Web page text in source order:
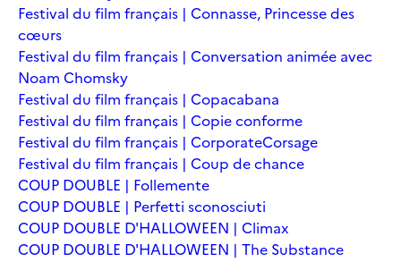
Festival du film français | Connasse, Princesse des
cœurs
Festival du film français | Conversation animée avec
Noam Chomsky
Festival du film français | Copacabana
Festival du film français | Copie conforme
Festival du film français | CorporateCorsage
Festival du film français | Coup de chance
COUP DOUBLE | Follemente
COUP DOUBLE | Perfetti sconosciuti
COUP DOUBLE D'HALLOWEEN | Climax
COUP DOUBLE D'HALLOWEEN | The Substance